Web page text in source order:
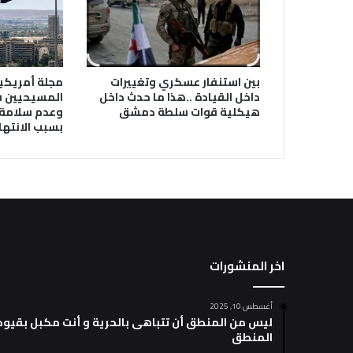
بين استنفار عسكري وتغييرات
داخل القيادة ..هذا ما حدث داخل
هيكلية قوات سلطة دمشق
مجلة
وعدم
بسبب
اخر المنشورات
أغسطس 10, 2025
ليس من المنطق أن تتباهى بالحرية و أنت مكبل
المنطق